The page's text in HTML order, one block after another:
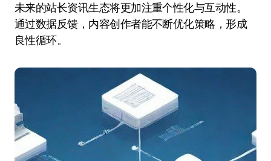
未来的站长资讯生态将更加注重个性化与互动性。
通过数据反馈，内容创作者能不断优化策略，形成
良性循环。